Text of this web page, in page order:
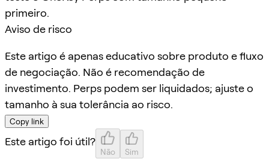
primeiro.
Aviso de risco
Este artigo é apenas educativo sobre produto e fluxo
de negociação. Não é recomendação de
investimento. Perps podem ser liquidados; ajuste o
tamanho à sua tolerância ao risco.
Copy link
Este artigo foi útil?
Não Sim